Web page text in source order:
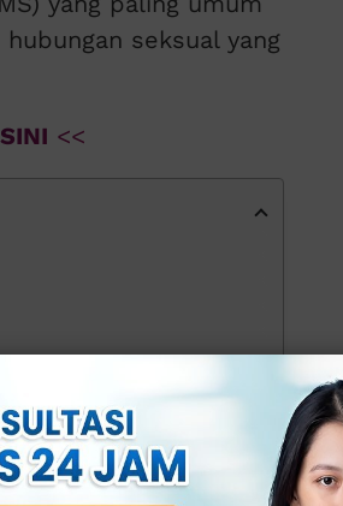
seksual yang
<<